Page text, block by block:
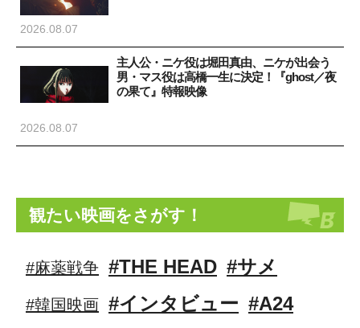
2026.08.07
主人公・ニケ役は堀田真由、ニケが出会う
男・マス役は高橋一生に決定！『ghost／夜
の果て』特報映像
2026.08.07
観たい映画をさがす！
#麻薬戦争 #THE HEAD #サメ
#韓国映画 #インタビュー #A24